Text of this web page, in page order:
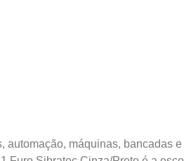
automação, máquinas, bancadas